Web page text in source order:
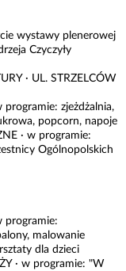
wystawy plenerowej
Czyczyły
· UL. STRZELCÓW
zjeżdżalnia,
popcorn, napoje
· w programie:
Ogólnopolskich
programie:
malowanie
dla dzieci
· w programie: "W